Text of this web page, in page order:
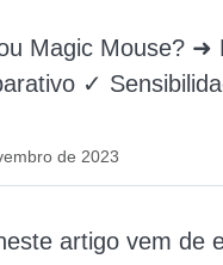
Magic Mouse? ➜
✓
de 2023
artigo vem de